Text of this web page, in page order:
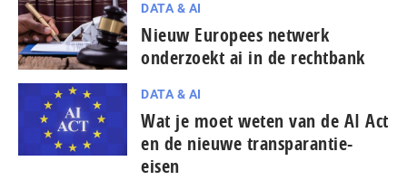
DATA & AI
Nieuw Europees netwerk
onderzoekt ai in de rechtbank
DATA & AI
Wat je moet weten van de AI Act
en de nieuwe transparantie-
eisen